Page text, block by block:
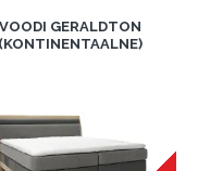
VOODI GERALDTON
(KONTINENTAALNE)